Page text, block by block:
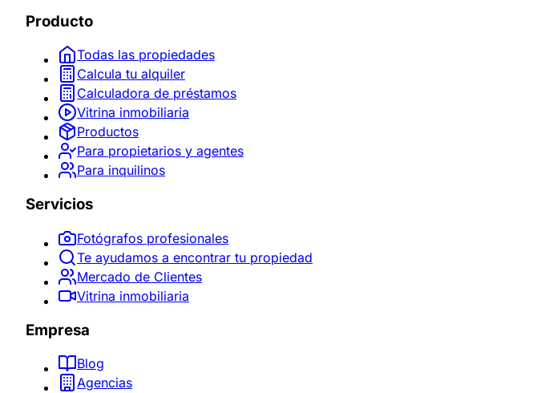
Producto
Todas las propiedades
Calcula tu alquiler
Calculadora de préstamos
Vitrina inmobiliaria
Productos
Para propietarios y agentes
Para inquilinos
Servicios
Fotógrafos profesionales
Te ayudamos a encontrar tu propiedad
Mercado de Clientes
Vitrina inmobiliaria
Empresa
Blog
Agencias